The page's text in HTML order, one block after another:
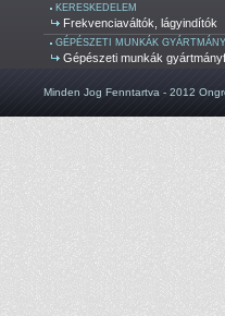
KERESKEDELEM
Frekvenciaváltók, lágyindítók
GÉPÉSZETI MUNKÁK
Gépészeti munkák
Minden Jog Fenntartva - 2012